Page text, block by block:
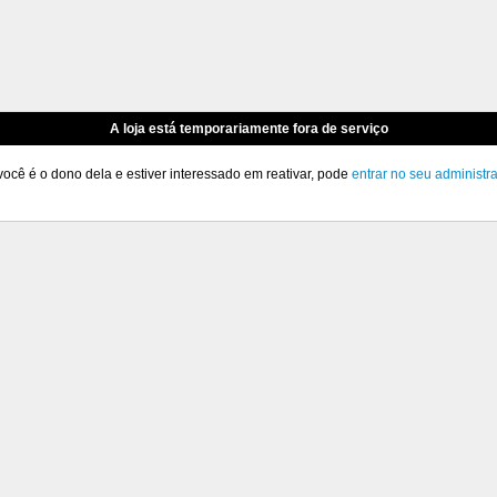
A loja está temporariamente fora de serviço
é o dono dela e estiver interessado em reativar, pode entrar no seu